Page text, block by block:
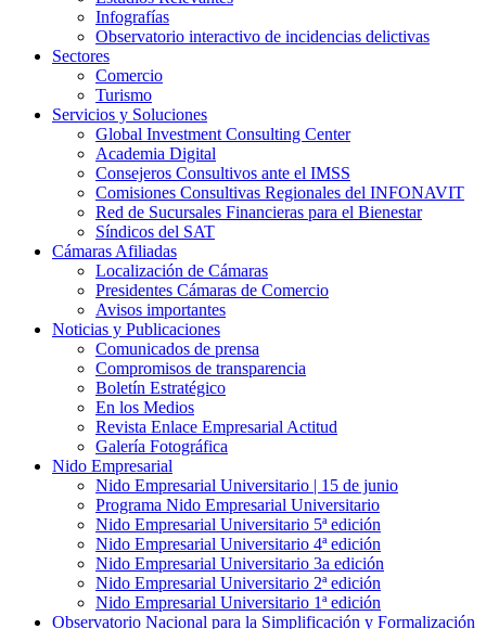
Infografías
Observatorio interactivo de incidencias delictivas
Sectores
Comercio
Turismo
Servicios y Soluciones
Global Investment Consulting Center
Academia Digital
Consejeros Consultivos ante el IMSS
Comisiones Consultivas Regionales del INFONAVIT
Red de Sucursales Financieras para el Bienestar
Síndicos del SAT
Cámaras Afiliadas
Localización de Cámaras
Presidentes Cámaras de Comercio
Avisos importantes
Noticias y Publicaciones
Comunicados de prensa
Compromisos de transparencia
Boletín Estratégico
En los Medios
Revista Enlace Empresarial Actitud
Galería Fotográfica
Nido Empresarial
Nido Empresarial Universitario | 15 de junio
Programa Nido Empresarial Universitario
Nido Empresarial Universitario 5ª edición
Nido Empresarial Universitario 4ª edición
Nido Empresarial Universitario 3a edición
Nido Empresarial Universitario 2ª edición
Nido Empresarial Universitario 1ª edición
Observatorio Nacional para la Simplificación y Formalización